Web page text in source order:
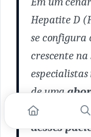
Hepatite D
se configura
crescente
de uma
para o
desses